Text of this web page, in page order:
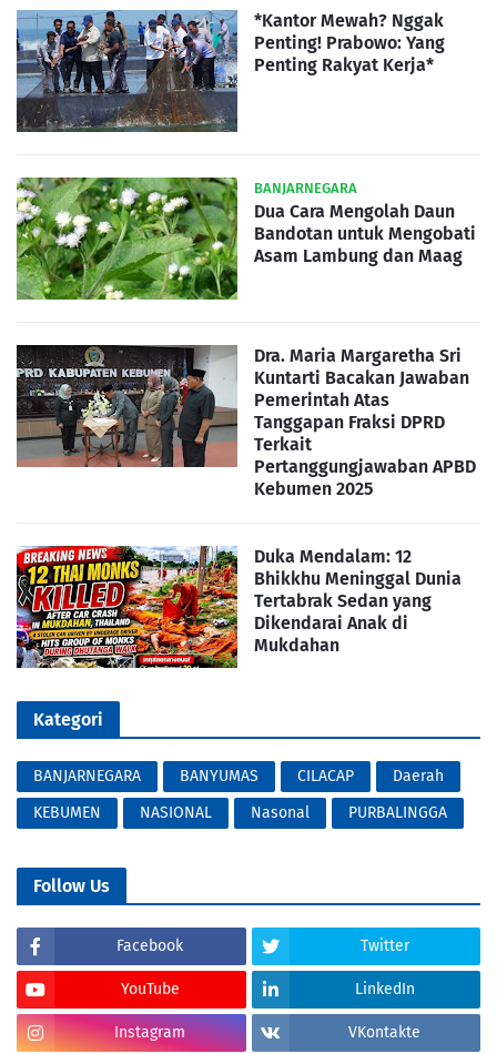
*Kantor Mewah? Nggak
Penting! Prabowo: Yang
Penting Rakyat Kerja*
BANJARNEGARA
Dua Cara Mengolah Daun
Bandotan untuk Mengobati
Asam Lambung dan Maag
Dra. Maria Margaretha Sri
Kuntarti Bacakan Jawaban
Pemerintah Atas
Tanggapan Fraksi DPRD
Terkait
Pertanggungjawaban APBD
Kebumen 2025
Duka Mendalam: 12
Bhikkhu Meninggal Dunia
Tertabrak Sedan yang
Dikendarai Anak di
Mukdahan
Kategori
BANJARNEGARA BANYUMAS CILACAP
Daerah
KEBUMEN
NASIONAL Nasonal PURBALINGGA
Follow Us
Facebook Twitter
YouTube LinkedIn
Instagram VKontakte